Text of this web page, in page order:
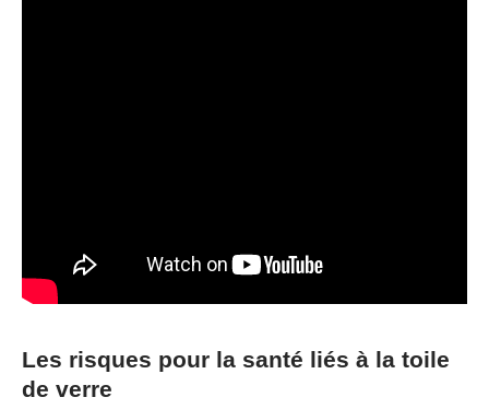
Les risques pour la santé liés à la toile
de verre